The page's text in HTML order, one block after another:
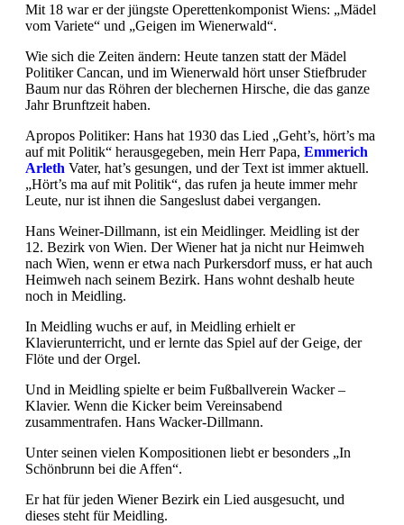
Mit 18 war er der jüngste Operettenkomponist Wiens: „Mädel
vom Variete“ und „Geigen im Wienerwald“.
Wie sich die Zeiten ändern: Heute tanzen statt der Mädel
Politiker Cancan, und im Wienerwald hört unser Stiefbruder
Baum nur das Röhren der blechernen Hirsche, die das ganze
Jahr Brunftzeit haben.
Apropos Politiker: Hans hat 1930 das Lied „Geht’s, hört’s ma
auf mit Politik“ herausgegeben, mein Herr Papa, Emmerich
Arleth Vater, hat’s gesungen, und der Text ist immer aktuell.
„Hört’s ma auf mit Politik“, das rufen ja heute immer mehr
Leute, nur ist ihnen die Sangeslust dabei vergangen.
Hans Weiner-Dillmann, ist ein Meidlinger. Meidling ist der
12. Bezirk von Wien. Der Wiener hat ja nicht nur Heimweh
nach Wien, wenn er etwa nach Purkersdorf muss, er hat auch
Heimweh nach seinem Bezirk. Hans wohnt deshalb heute
noch in Meidling.
In Meidling wuchs er auf, in Meidling erhielt er
Klavierunterricht, und er lernte das Spiel auf der Geige, der
Flöte und der Orgel.
Und in Meidling spielte er beim Fußballverein Wacker –
Klavier. Wenn die Kicker beim Vereinsabend
zusammentrafen. Hans Wacker-Dillmann.
Unter seinen vielen Kompositionen liebt er besonders „In
Schönbrunn bei die Affen“.
Er hat für jeden Wiener Bezirk ein Lied ausgesucht, und
dieses steht für Meidling.